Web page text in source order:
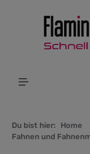
springen
Du bist hier: Home
Fahnen und